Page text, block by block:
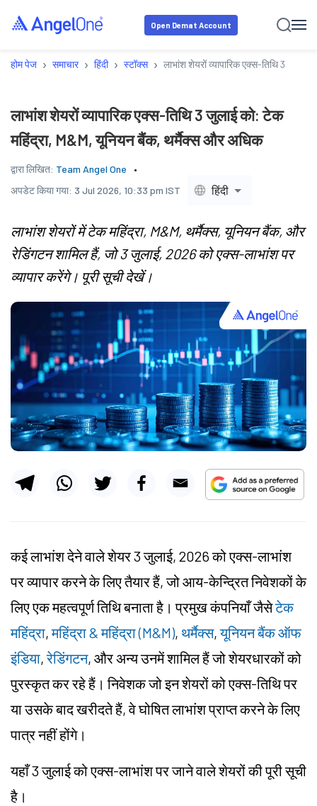
Open Demat Account
होम पेज › समाचार › हिंदी › स्टॉक्स › लाभांश शेयरों व्यापारिक एक्स-तिथि 3
लाभांश शेयरों व्यापारिक एक्स-तिथि 3 जुलाई को: टेक
महिंद्रा, M&M, यूनियन बैंक, थर्मैक्स और अधिक
द्वारा लिखित: Team Angel One
अपडेट किया गया: 3 Jul 2026, 10:33 pm IST हिंदी
लाभांश शेयरों में टेक महिंद्रा, M&M, थर्मैक्स, यूनियन बैंक, और
रेडिंगटन शामिल हैं, जो 3 जुलाई, 2026 को एक्स-लाभांश पर
व्यापार करेंगे। पूरी सूची देखें।
कई लाभांश देने वाले शेयर 3 जुलाई, 2026 को एक्स-लाभांश
पर व्यापार करने के लिए तैयार हैं, जो आय-केन्द्रित निवेशकों के
लिए एक महत्वपूर्ण तिथि बनाता है। प्रमुख कंपनियाँ जैसेटेक
महिंद्रा,महिंद्रा & महिंद्रा (M&M), थर्मैक्स,यूनियन बैंक ऑफ
इंडिया,रेडिंगटन, और अन्य उनमें शामिल हैं जो शेयरधारकों को
पुरस्कृत कर रहे हैं। निवेशक जो इन शेयरों को एक्स-तिथि पर
या उसके बाद खरीदते हैं, वे घोषित लाभांश प्राप्त करने के लिए
पात्र नहीं होंगे।
यहाँ 3 जुलाई को एक्स-लाभांश पर जाने वाले शेयरों की पूरी सूची
है।